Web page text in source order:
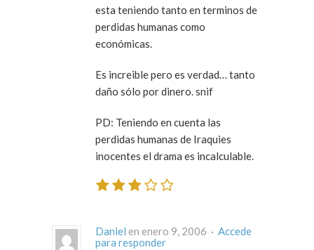
esta teniendo tanto en terminos de
perdidas humanas como
económicas.
Es increible pero es verdad… tanto
daño sólo por dinero. snif
PD: Teniendo en cuenta las
perdidas humanas de Iraquies
inocentes el drama es incalculable.
Daniel en enero 9, 2006 · Accede
para responder